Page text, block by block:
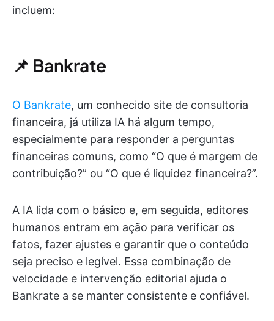
incluem:
📌 Bankrate
O Bankrate, um conhecido site de consultoria
financeira, já utiliza IA há algum tempo,
especialmente para responder a perguntas
financeiras comuns, como “O que é margem de
contribuição?” ou “O que é liquidez financeira?”.
A IA lida com o básico e, em seguida, editores
humanos entram em ação para verificar os
fatos, fazer ajustes e garantir que o conteúdo
seja preciso e legível. Essa combinação de
velocidade e intervenção editorial ajuda o
Bankrate a se manter consistente e confiável.